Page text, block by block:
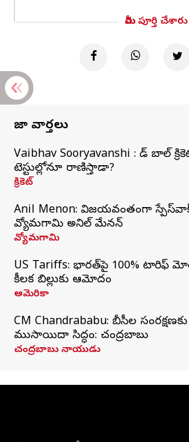
మీరు పూర్తి చేశారు
తాజా వార్తలు
Vaibhav Sooryavanshi : రెడ్ బాల్
టెస్టుల్లోనూ రాణిస్తాడా?
క్రికెట్
Anil Menon: విజయవంతంగా
వ్యోమగామి అనిల్‌ మేనన్
వ్యోమగామి
US Tariffs: భారత్‌పై 100% టారిఫ్‌
కీలక బిల్లుకు ఆమోదం
అమెరికా
CM Chandrababu: బీసీల సంరక్షణకు
ముసాయిదా సిద్ధం: చంద్రబాబు
చంద్రబాబు నాయుడు